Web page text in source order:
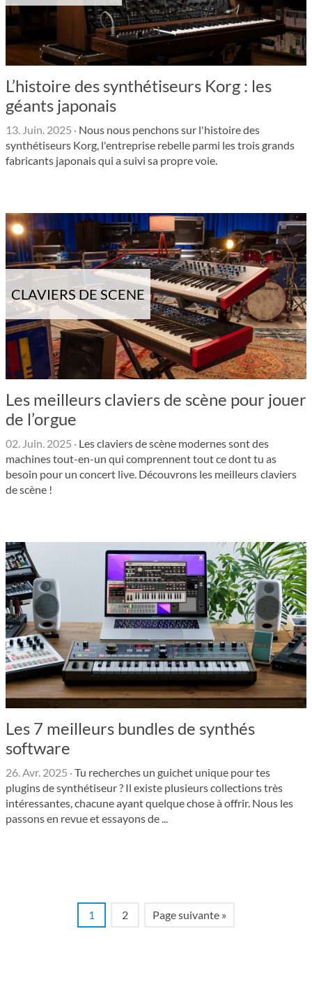
L’histoire des synthétiseurs Korg : les
géants japonais
13. Juin. 2025 · Nous nous penchons sur l'histoire des
synthétiseurs Korg, l'entreprise rebelle parmi les trois grands
fabricants japonais qui a suivi sa propre voie.
CLAVIERS DE SCENE
Les meilleurs claviers de scène pour jouer
de l’orgue
02. Juin. 2025 · Les claviers de scène modernes sont des
machines tout-en-un qui comprennent tout ce dont tu as
besoin pour un concert live. Découvrons les meilleurs claviers
de scène !
Les 7 meilleurs bundles de synthés
software
26. Avr. 2025 ·Tu recherches un guichet unique pour tes
plugins de synthétiseur ? Il existe plusieurs collections très
intéressantes, chacune ayant quelque chose à offrir. Nous les
passons en revue et essayons de ...
1 2 Page suivante »